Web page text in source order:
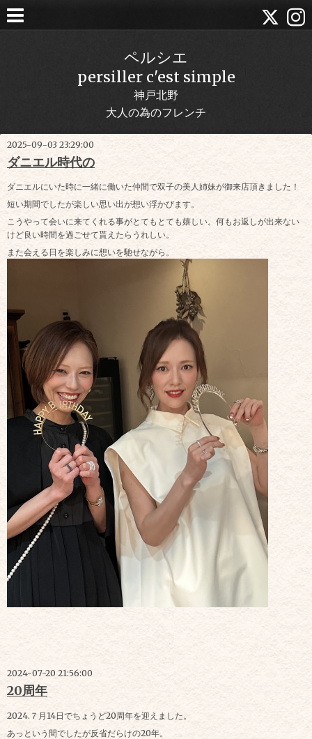
ペルシエ
persiller c'est simple
神戸北野
大人の為のフレンチ
2025-09-03 23:29:00
ダニエル時代の
ダニエルにいた時に一緒に働いた仲間で双子の美人姉妹が御来店頂きました！
短い期間でしたが楽しい思い出が想い浮かびます。
こうやって会いに来てくれる事がとてもとても嬉しい。何もお返しが出来ない
けど良い時間を過ごせて貰えたらうれしい。
また会える日を楽しみに想いを馳せながら。
2024-07-20 21:56:00
20周年
2024.７月14日でちょうど20周年を迎えました。
あっという間でしたが反省だらけの20年。